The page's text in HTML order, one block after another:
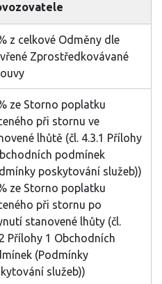
z celkové Odměny dle
Zprostředkovávané
ze Storno poplatku
při stornu ve
lhůtě (čl. 4.3.1 Přílohy
podmínek
poskytování služeb))
ze Storno poplatku
při stornu po
stanovené lhůty (čl.
Přílohy 1 Obchodních
(Podmínky
služeb))